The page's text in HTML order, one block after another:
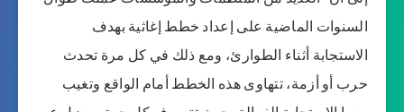
السنوات الماضية على إعداد خطط إغاثية بهدف
الاستجابة أثناء الطوارئ، ومع ذلك في كل مرة تحدث
حرب أو أزمة، تتهاوى هذه الخطط أمام الواقع وتغيب